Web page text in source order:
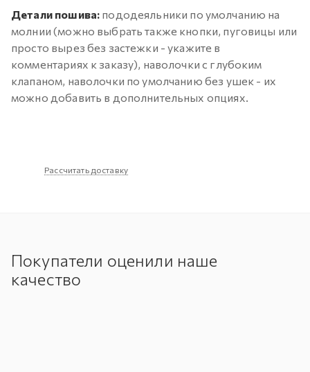
Детали пошива: пододеяльники по умолчанию на
молнии (можно выбрать также кнопки, пуговицы или
просто вырез без застежки - укажите в
комментариях к заказу), наволочки с глубоким
клапаном, наволочки по умолчанию без ушек - их
можно добавить в дополнительных опциях.
Рассчитать доставку
Покупатели оценили наше
качество